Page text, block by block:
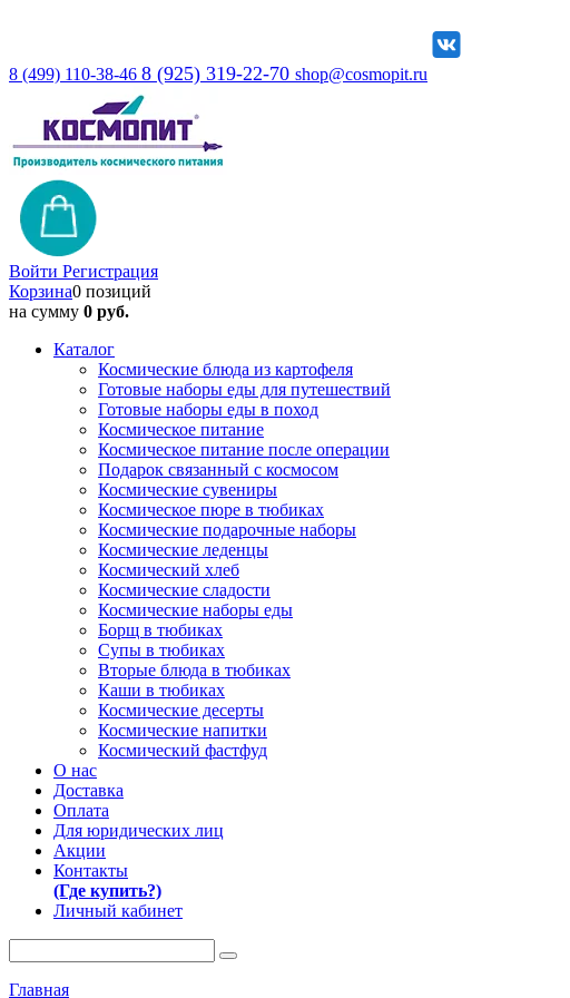
8 (499) 110-38-46 8 (925) 319-22-70 shop@cosmopit.ru
Войти Регистрация
Корзина0 позиций
на сумму 0 руб.
Каталог
Космические блюда из картофеля
Готовые наборы еды для путешествий
Готовые наборы еды в поход
Космическое питание
Космическое питание после операции
Подарок связанный с космосом
Космические сувениры
Космическое пюре в тюбиках
Космические подарочные наборы
Космические леденцы
Космический хлеб
Космические сладости
Космические наборы еды
Борщ в тюбиках
Супы в тюбиках
Вторые блюда в тюбиках
Каши в тюбиках
Космические десерты
Космические напитки
Космический фастфуд
О нас
Доставка
Оплата
Для юридических лиц
Акции
Контакты
(Где купить?)
Личный кабинет
Главная